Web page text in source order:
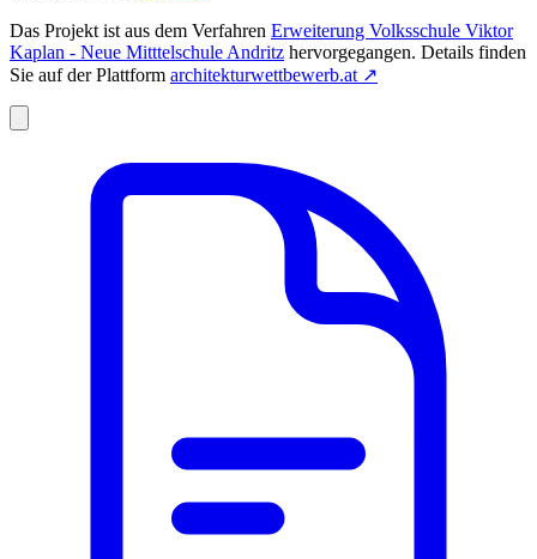
Das Projekt ist aus dem Verfahren Erweiterung Volksschule Viktor
Kaplan - Neue Mitttelschule Andritz hervorgegangen. Details finden
Sie auf der Plattform architekturwettbewerb.at ↗